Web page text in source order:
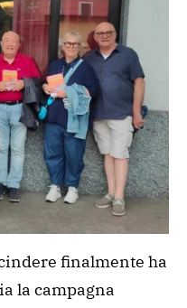
finalmente ha
la campagna